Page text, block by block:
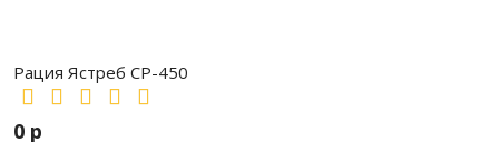
Рация Ястреб СР-450
0 р